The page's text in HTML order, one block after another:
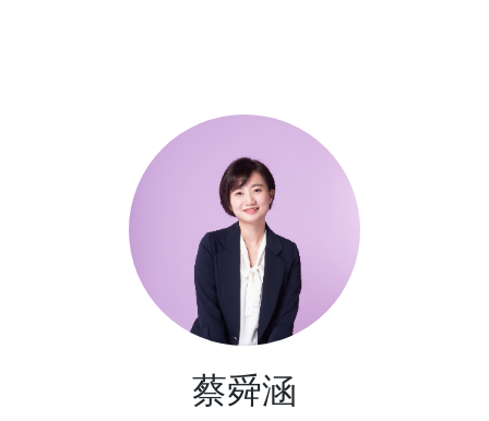
蔡舜涵